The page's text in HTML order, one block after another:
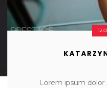
Lorem ipsum